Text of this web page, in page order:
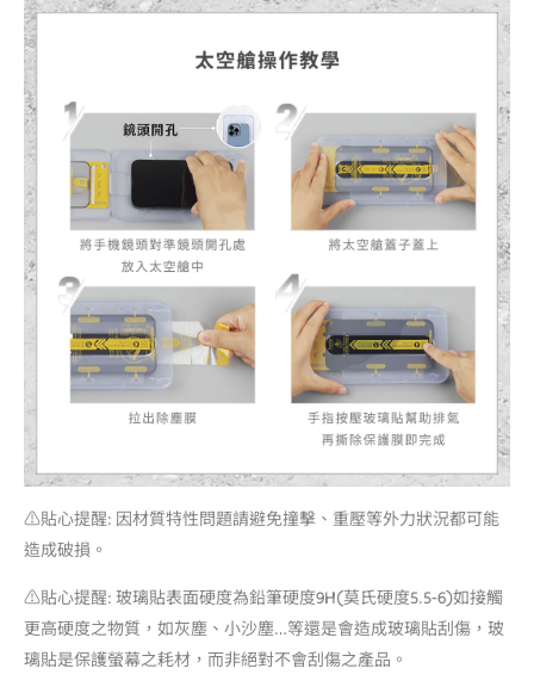
⚠️貼心提醒: 因材質特性問題請避免撞擊、重壓等外力狀況都可能
造成破損。
⚠️貼心提醒: 玻璃貼表面硬度為鉛筆硬度9H(莫氏硬度5.5-6)如接觸
更高硬度之物質，如灰塵、小沙塵…等還是會造成玻璃貼刮傷，玻
璃貼是保護螢幕之耗材，而非絕對不會刮傷之產品。